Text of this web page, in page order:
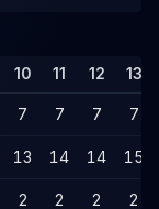
10 11 12 13
7 7 7 7
13 14 14 15
2 2 2 2